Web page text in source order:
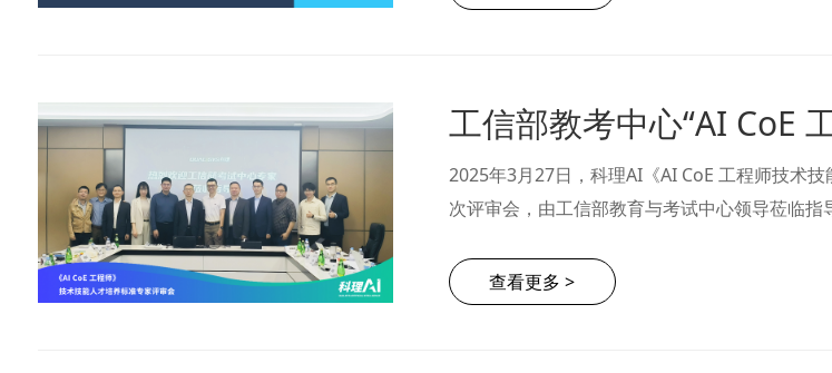
2025年3月27日，科理AI《AI CoE 工程师技术
次评审会，由工信部教育与考试中心领导莅临
工信部……查看更多 >